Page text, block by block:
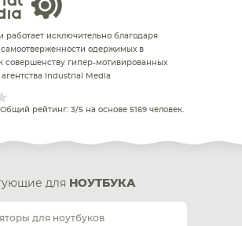
работает исключительно благодаря
одержимых в
совершенству гипер-мотивированных
Industrial Media
Общий рейтинг: 3/5 на основе 5169 человек.
для НОУТБУКА
для ноутбуков